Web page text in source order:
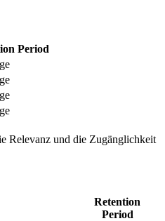
Period
Relevanz und die Zugänglichkeit
Retention
Period